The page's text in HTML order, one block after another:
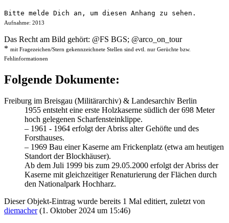
Bitte melde Dich an, um diesen Anhang zu sehen.
Aufnahme: 2013
Das Recht am Bild gehört: @FS BGS; @arco_on_tour
* mit Fragezeichen/Stern gekennzeichnete Stellen sind evtl. nur Gerüchte bzw.
Fehlinformationen
Folgende Dokumente:
Freiburg im Breisgau (Militärarchiv) & Landesarchiv Berlin
1955 entsteht eine erste Holzkaserne südlich der 698 Meter
hoch gelegenen Scharfensteinklippe.
– 1961 - 1964 erfolgt der Abriss alter Gehöfte und des
Forsthauses.
– 1969 Bau einer Kaserne am Frickenplatz (etwa am heutigen
Standort der Blockhäuser).
Ab dem Juli 1999 bis zum 29.05.2000 erfolgt der Abriss der
Kaserne mit gleichzeitiger Renaturierung der Flächen durch
den Nationalpark Hochharz.
Dieser Objekt-Eintrag wurde bereits 1 Mal editiert, zuletzt von
diemacher(1. Oktober 2024 um 15:46)